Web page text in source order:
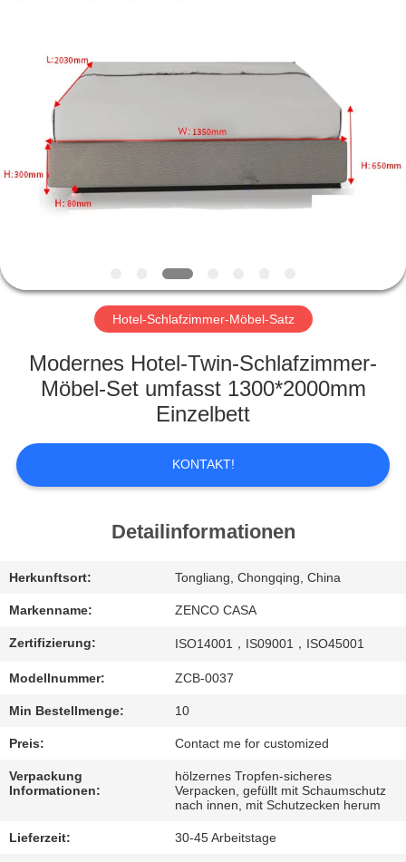
HAUSE
PRODUKTE
VR-
ÜBER
WERKSBESICHTIGUNG
QUALITÄTSKONTROLLE
BITTE
UM
EIN
ANGEBOT
SITEMAP
DATENSCHUTZ-
BESTIMMUNGEN
Hotel-Schlafzimmer-Möbel-Satz
Modernes Hotel-Twin-Schlafzimmer-
Möbel-Set umfasst 1300*2000mm
Einzelbett
KONTAKT!
Detailinformationen
Herkunftsort: Tongliang, Chongqing, China
Markenname: ZENCO CASA
Zertifizierung: ISO14001，IS09001，ISO45001
Modellnummer: ZCB-0037
Min Bestellmenge: 10
Preis: Contact me for customized
Verpackung
Informationen:
hölzernes Tropfen-sicheres
Verpacken, gefüllt mit Schaumschutz
nach innen, mit Schutzecken herum
Lieferzeit: 30-45 Arbeitstage